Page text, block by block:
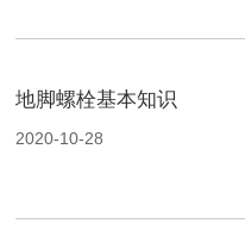
地脚螺栓基本知识
2020-10-28